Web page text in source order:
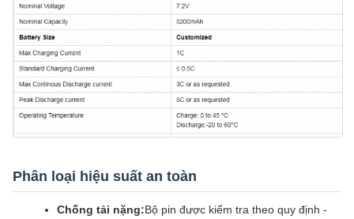
Phân loại hiệu suất an toàn
Chống tải nặng:Bộ pin được kiểm tra theo quy định -